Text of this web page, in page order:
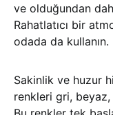
ve olduğundan
Rahatlatıcı bir
odada da kullanın.
Sakinlik ve huzur
renkleri gri, beyaz,